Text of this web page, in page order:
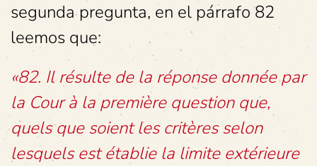
segunda pregunta, en el párrafo 82
leemos que:
«82. Il résulte de la réponse donnée par
la Cour à la première question que,
quels que soient les critères selon
lesquels est établie la limite extérieure